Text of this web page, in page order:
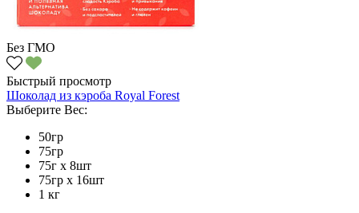
Без ГМО
Быстрый просмотр
Шоколад из кэроба Royal Forest
Выберите Вес:
50гр
75гр
75г x 8шт
75гр х 16шт
1 кг